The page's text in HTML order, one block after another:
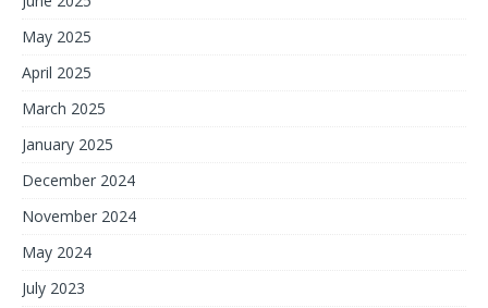
May 2025
April 2025
March 2025
January 2025
December 2024
November 2024
May 2024
July 2023